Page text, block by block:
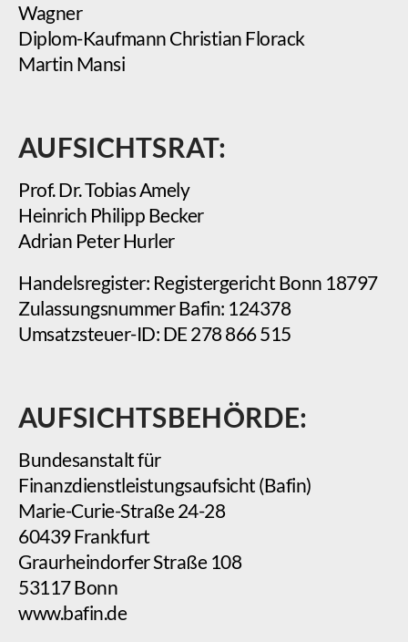
Wagner
Diplom-Kaufmann Christian Florack
Martin Mansi
AUFSICHTSRAT:
Prof. Dr. Tobias Amely
Heinrich Philipp Becker
Adrian Peter Hurler
Handelsregister: Registergericht Bonn 18797
Zulassungsnummer Bafin: 124378
Umsatzsteuer-ID: DE 278 866 515
AUFSICHTSBEHÖRDE:
Bundesanstalt für
Finanzdienstleistungsaufsicht (Bafin)
Marie-Curie-Straße 24-28
60439 Frankfurt
Graurheindorfer Straße 108
53117 Bonn
www.bafin.de